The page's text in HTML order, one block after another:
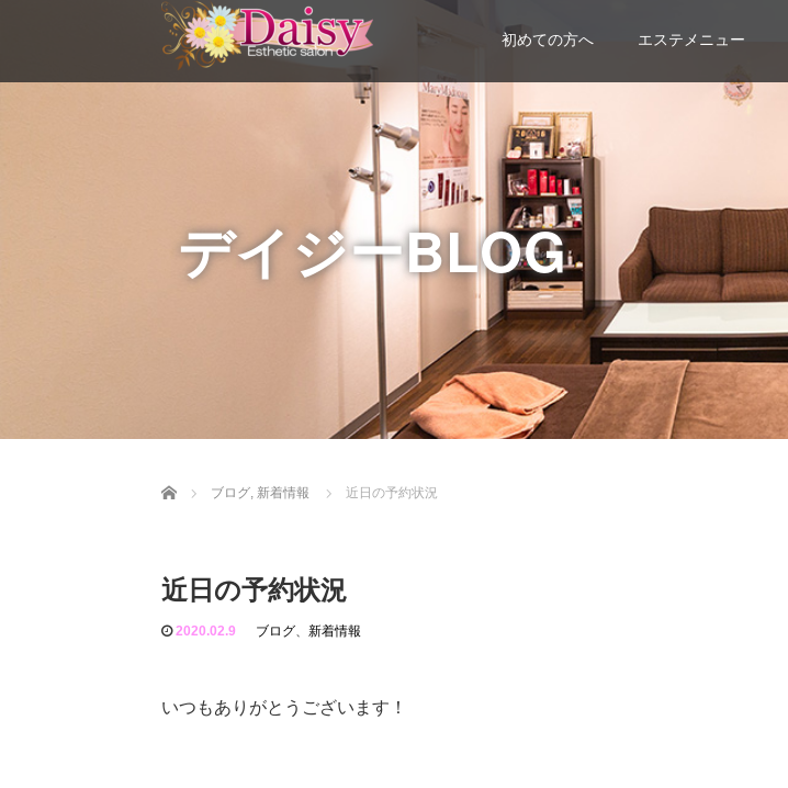
初めての方へ エステメニュー
デイジーBLOG
Home ブログ, 新着情報 近日の予約状況
近日の予約状況
2020.02.9 ブログ、 新着情報
いつもありがとうございます！